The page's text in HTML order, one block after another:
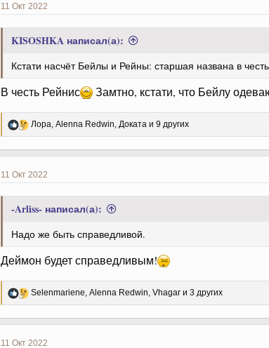
и
11 Окт 2022
KISOSHKA написал(а):
Кстати насчёт Бейлы и Рейны: старшая названа в
В честь Рейнис Замтно, кстати, что Бейлу
Р
к
и
Лора Alenna Redwin Доката и 9 других
11 Окт 2022
-Arliss- написал(а):
Надо же быть справедливой.
Деймон будет справедливым!
Р
к
Selenmariene Alenna Redwin Vhagar и 3 других
11 Окт 2022